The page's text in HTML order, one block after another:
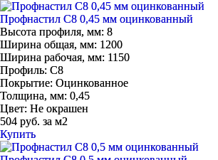
Профнастил С8 0,45 мм оцинкованный
Высота профиля, мм: 8
Ширина общая, мм: 1200
Ширина рабочая, мм: 1150
Профиль: С8
Покрытие: Оцинкованное
Толщина, мм: 0,45
Цвет: Не окрашен
504 руб. за м2
Купить